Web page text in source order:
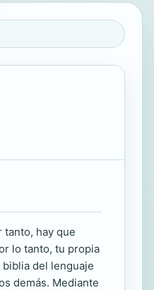
tanto, hay que
lo tanto, tu propia
del lenguaje
demás. Mediante